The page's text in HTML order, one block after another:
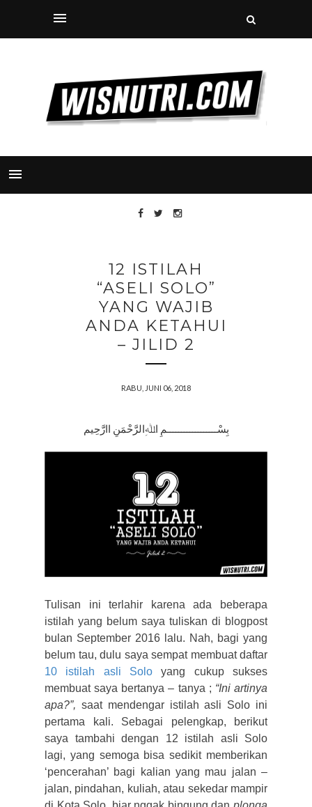
12 ISTILAH
“ASELI SOLO”
YANG WAJIB
ANDA KETAHUI
– JILID 2
RABU, JUNI 06, 2018
بِسْــــــــــــــــــمِ اﷲِالرَّحْمَنِ اارَّحِيم
Tulisan ini terlahir karena ada beberapa
istilah yang belum saya tuliskan di blogpost
bulan September 2016 lalu. Nah, bagi yang
belum tau, dulu saya sempat membuat daftar
10 istilah asli Solo yang cukup sukses
membuat saya bertanya – tanya ; “Ini artinya
apa?”, saat mendengar istilah asli Solo ini
pertama kali. Sebagai pelengkap, berikut
saya tambahi dengan 12 istilah asli Solo
lagi, yang semoga bisa sedikit memberikan
‘pencerahan’ bagi kalian yang mau jalan –
jalan, pindahan, kuliah, atau sekedar mampir